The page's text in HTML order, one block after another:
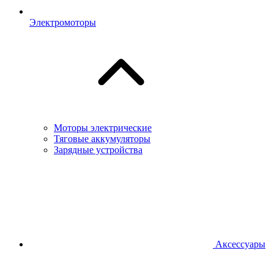
Электромоторы
Моторы электрические
Тяговые аккумуляторы
Зарядные устройства
Аксессуары